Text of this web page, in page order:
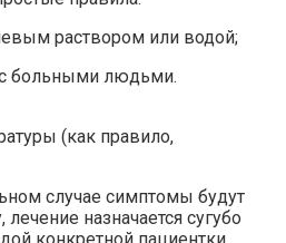
раствором или водой;
больными людьми.
(как правило,
случае симптомы будут
назначается сугубо